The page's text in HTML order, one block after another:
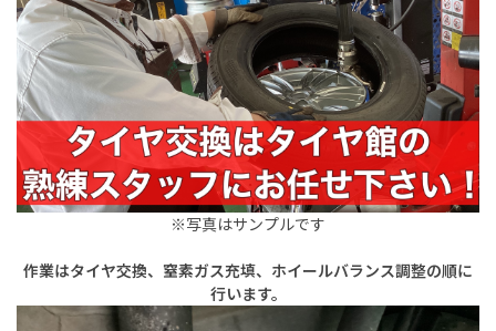
※写真はサンプルです
作業はタイヤ交換、窒素ガス充填、ホイールバランス調整の順に
行います。